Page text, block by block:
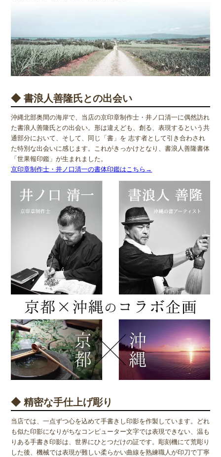
る。2020年、筆を持ってめでたく20周年。2022年、ドバイに出展。
◆ 書浪人善隆氏との出会い
沖縄北部奥間の海岸で、当店の京印章制作士・井ノ口清一に偶然訪れ
た書浪人善隆氏との出会い。形は違えども、創る、表現するという共
通部分において、そして、同じ「書」を 志す者として引き合わされ
た特別な出会いに感じます。これがきっかけとなり、書浪人善隆書体
「世果報印鑑」が生まれました。
京印章制作士・井ノ口清一の書体印鑑はこちら→
◆ 精密な手仕上げ彫り
当店では、一点ずつ心を込めて手書きし印影を作製しています。どれ
も似た印影になりがちなコンピューター文字では表現できない、温も
りある手書き印影は、世界にひとつだけの証です。彫刻機にて荒彫り
した後、機械では表現が難しい柔らかい曲線を熟練職人が印刀で丁寧